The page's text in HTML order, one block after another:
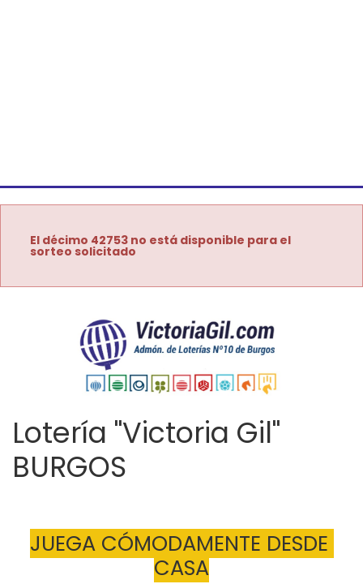
El décimo 42753 no está disponible para el
sorteo solicitado
Lotería "Victoria Gil"
BURGOS
JUEGA CÓMODAMENTE DESDE
CASA